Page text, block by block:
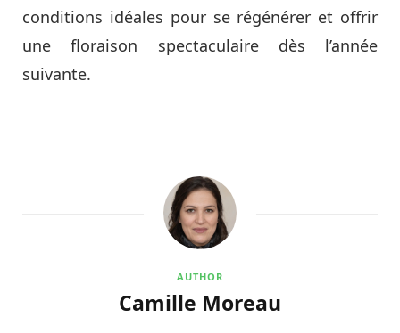
conditions idéales pour se régénérer et offrir
une floraison spectaculaire dès l’année
suivante.
AUTHOR
Camille Moreau